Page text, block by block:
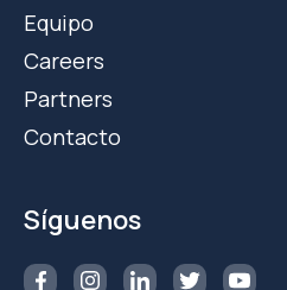
Equipo
Careers
Partners
Contacto
Síguenos